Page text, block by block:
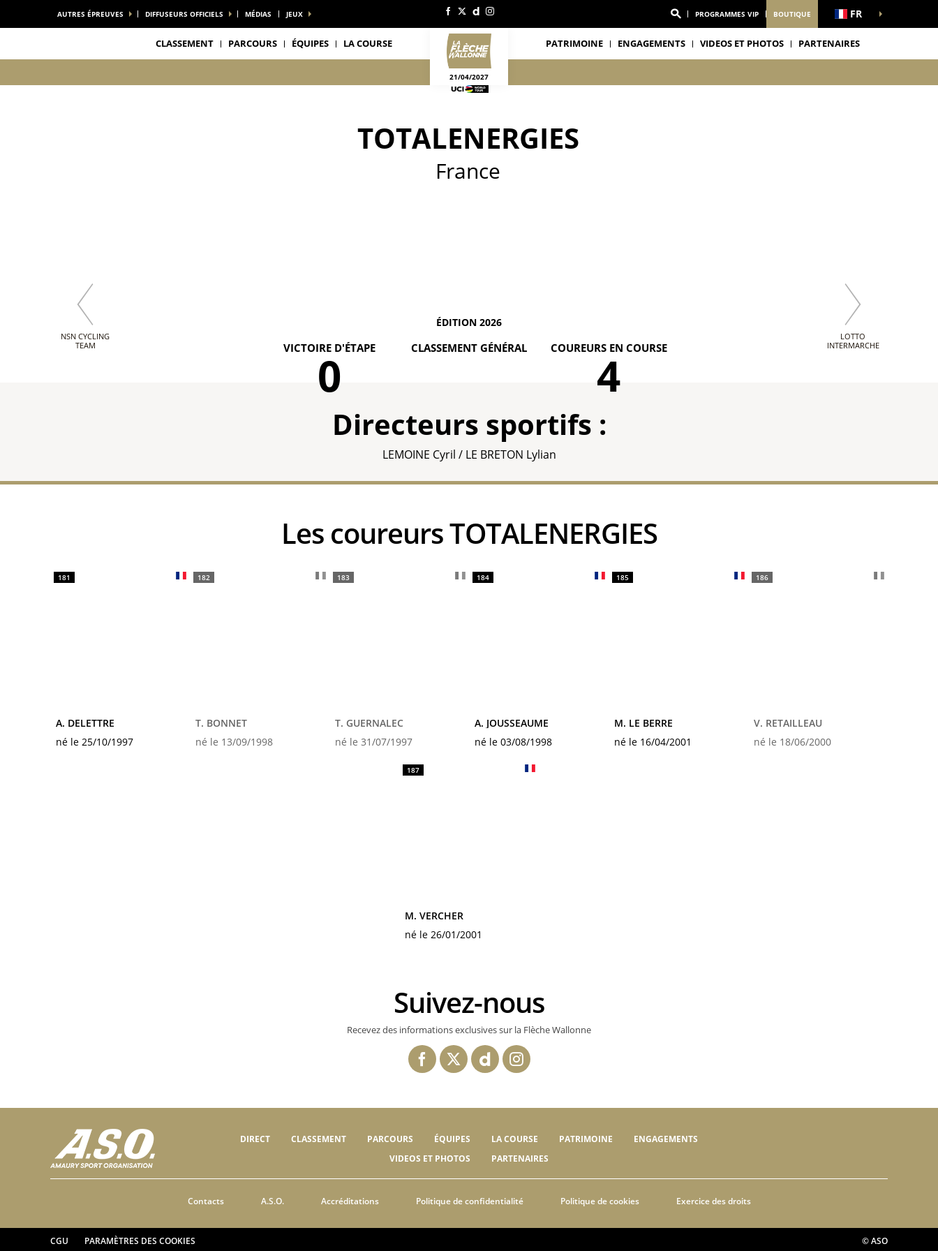
AUTRES ÉPREUVES DIFFUSEURS OFFICIELS MÉDIAS JEUX PROGRAMMES VIP BOUTIQUE FR
CLASSEMENT PARCOURS ÉQUIPES LA COURSE
21/04/2027
PATRIMOINE ENGAGEMENTS VIDEOS ET PHOTOS PARTENAIRES
TOTALENERGIES
France
ÉDITION 2026
VICTOIRE D'ÉTAPE
0 CLASSEMENT GÉNÉRAL COUREURS EN COURSE
4
NSN CYCLING
TEAM
LOTTO
INTERMARCHE
Directeurs sportifs :
LEMOINE Cyril / LE BRETON Lylian
Les coureurs TOTALENERGIES
181
A. DELETTRE
né le 25/10/1997
182
T. BONNET
né le 13/09/1998
183
T. GUERNALEC
né le 31/07/1997
184
A. JOUSSEAUME
né le 03/08/1998
185
M. LE BERRE
né le 16/04/2001
186
V. RETAILLEAU
né le 18/06/2000
187
M. VERCHER
né le 26/01/2001
Suivez-nous
Recevez des informations exclusives sur la Flèche Wallonne
DIRECT CLASSEMENT PARCOURS ÉQUIPES LA COURSE PATRIMOINE
ENGAGEMENTS
VIDEOS ET PHOTOS
PARTENAIRES
Contacts A.S.O. Accréditations Politique de confidentialité Politique de cookies Exercice des droits
CGU PARAMÈTRES DES COOKIES © ASO